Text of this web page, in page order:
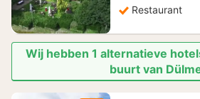
Restaurant
Wij hebben 1 alternatieve
buurt van